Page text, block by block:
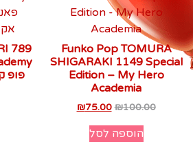
Funko Pop TOMURA
SHIGARAKI 1149 Special
Edition – My Hero
Academia
₪100.00
₪75.00
הוספה לסל
789